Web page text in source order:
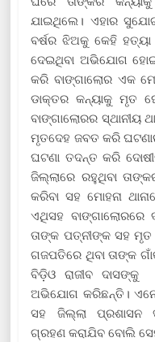
ଯାଇଥିଲେ। ଏହାର
ବର୍ଷର ଝିଅକୁ କେହି
ଦେଇଥିବା ଅଭିଯୋଗ
କରି ବାଙ୍ଗାଲୋର ଏକ
ଡାକ୍ତର କନ୍ୟାକୁ ମୃତ
ବାଙ୍ଗାଲୋରର ସ୍ଥାନୀୟ
ମୃତଦେହ ଜବତ କରି
ଘଟଣା ତଦନ୍ତ କରି
ଜିଲ୍ଲାରେ ରହୁଥିବା
କରିବା ସହ ମୋହନା
ଏଥିସହ ବାଙ୍ଗାଲୋରରେ
ତାଙ୍କ ପତ୍ନୀଙ୍କ ସହ ମୃତ
ଗଜପତିରେ ଥିବା ତାଙ୍କ
ବିଡ଼ିଓ ରାଜୀବ ଦାସଙ୍କୁ
ଅଭିଯୋଗ କରିଛନ୍ତି।
ସହ ଜିଲ୍ଲା
ଗ୍ରହଣ କରାଯିବ ବୋଲି